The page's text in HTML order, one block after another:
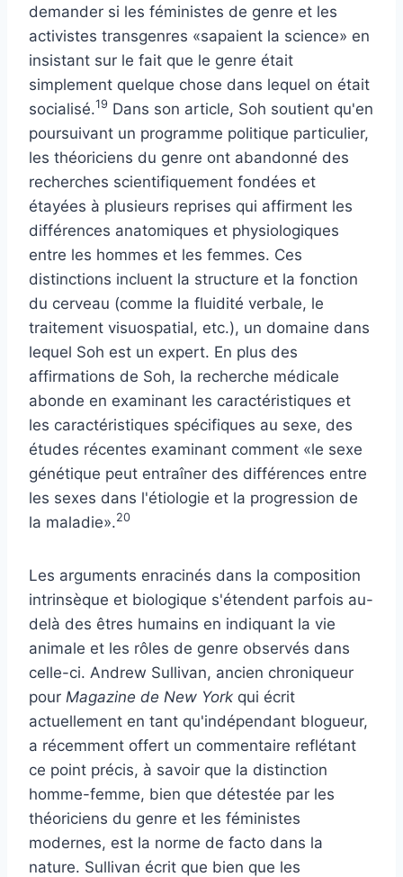
demander si les féministes de genre et les
activistes transgenres «sapaient la science» en
insistant sur le fait que le genre était
simplement quelque chose dans lequel on était
socialisé.19 Dans son article, Soh soutient qu'en
poursuivant un programme politique particulier,
les théoriciens du genre ont abandonné des
recherches scientifiquement fondées et
étayées à plusieurs reprises qui affirment les
différences anatomiques et physiologiques
entre les hommes et les femmes. Ces
distinctions incluent la structure et la fonction
du cerveau (comme la fluidité verbale, le
traitement visuospatial, etc.), un domaine dans
lequel Soh est un expert. En plus des
affirmations de Soh, la recherche médicale
abonde en examinant les caractéristiques et
les caractéristiques spécifiques au sexe, des
études récentes examinant comment «le sexe
génétique peut entraîner des différences entre
les sexes dans l'étiologie et la progression de
la maladie».20
Les arguments enracinés dans la composition
intrinsèque et biologique s'étendent parfois au-
delà des êtres humains en indiquant la vie
animale et les rôles de genre observés dans
celle-ci. Andrew Sullivan, ancien chroniqueur
pour Magazine de New York qui écrit
actuellement en tant qu'indépendant blogueur,
a récemment offert un commentaire reflétant
ce point précis, à savoir que la distinction
homme-femme, bien que détestée par les
théoriciens du genre et les féministes
modernes, est la norme de facto dans la
nature. Sullivan écrit que bien que les